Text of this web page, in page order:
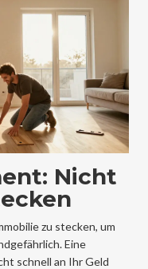
Nicht
zu stecken, um
Eine
schnell an Ihr Geld